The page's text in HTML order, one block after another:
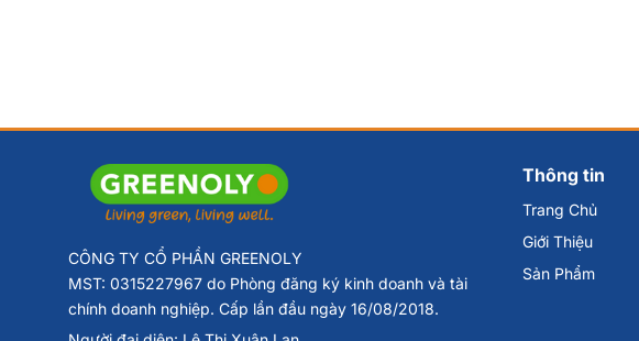
CÔNG DỤNG
CÔNG TY CỔ PHẦN GREENOLY
MST: 0315227967 do Phòng đăng ký kinh doanh và tài
chính doanh nghiệp. Cấp lần đầu ngày 16/08/2018.
Thông tin
Trang Chủ
Giới Thiệu
Sản Phẩm